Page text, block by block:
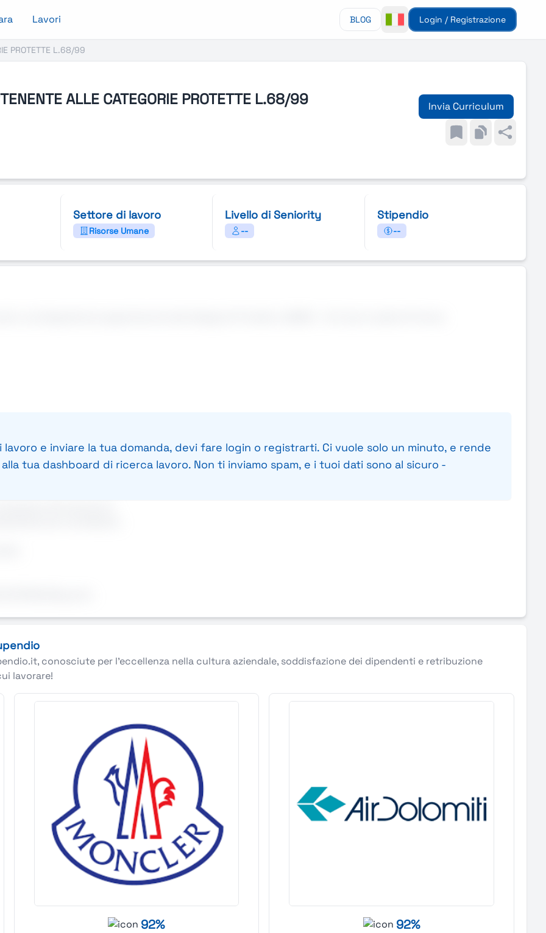
Lavori BLOG Login / Registrazione
PROTETTE L.68/99
ALLE CATEGORIE PROTETTE L.68/99 Invia Curriculum
Settore di lavoro
Risorse Umane
Livello di Seniority
--
Stipendio
--
e maturato esperienza in ruoli similari. Requisito necessario è l’appartenenza alle Categorie Protette
Office.
e inviare la tua domanda, devi fare login o registrarti. Ci vuole solo un minuto, e rende
tua dashboard di ricerca lavoro. Non ti inviamo spam, e i tuoi dati sono al sicuro -
conosciute per l’eccellenza nella cultura aziendale, soddisfazione dei dipendenti e retribuzione
lavorare!
92% 92%